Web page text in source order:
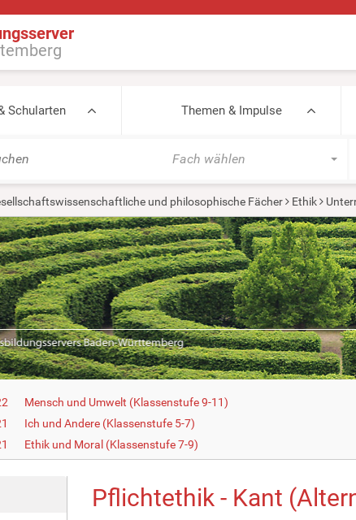
Schularten Themen & Impulse
Fach wählen
und philosophische Fächer Ethik
Mensch und Umwelt (Klassenstufe 9-11)
Ich und Andere (Klassenstufe 5-7)
Ethik und Moral (Klassenstufe 7-9)
Pflichtethik - Kant